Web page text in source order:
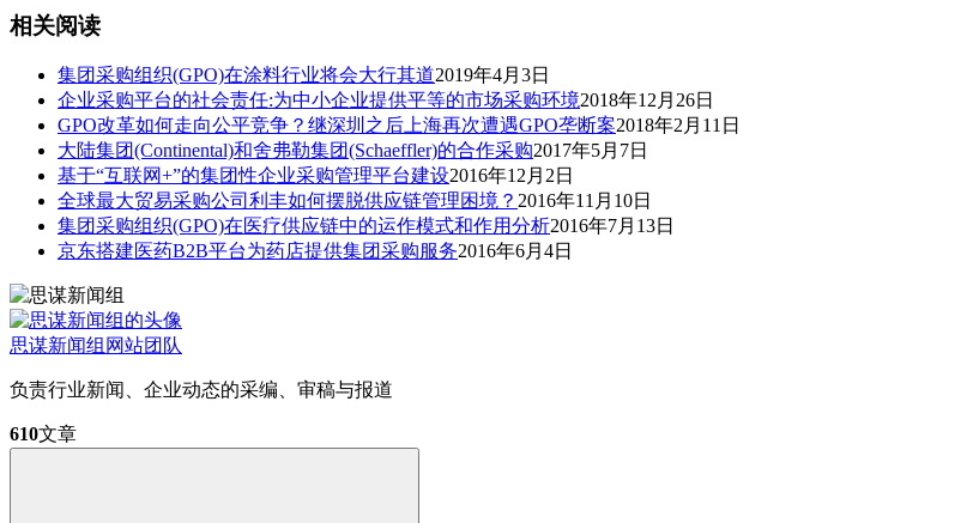
相关阅读
集团采购组织(GPO)在涂料行业将会大行其道2019年4月3日
企业采购平台的社会责任:为中小企业提供平等的市场采购环境2018年12月26日
GPO改革如何走向公平竞争？继深圳之后上海再次遭遇GPO垄断案2018年2月11日
大陆集团(Continental)和舍弗勒集团(Schaeffler)的合作采购2017年5月7日
基于“互联网+”的集团性企业采购管理平台建设2016年12月2日
全球最大贸易采购公司利丰如何摆脱供应链管理困境？ 2016年11月10日
集团采购组织(GPO)在医疗供应链中的运作模式和作用分析2016年7月13日
京东搭建医药B2B平台为药店提供集团采购服务2016年6月4日
思谋新闻组 网站团队
负责行业新闻、企业动态的采编、审稿与报道
610文章